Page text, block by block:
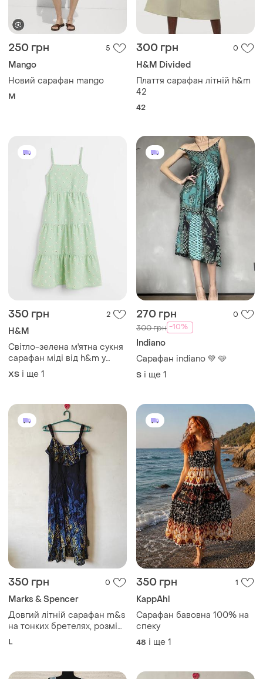
250 грн 5
Mango
Новий сарафан mango
M
300 грн 0
H&M Divided
Плаття сарафан літній h&m
42
42
350 грн 2
H&M
Світло-зелена м'ятна сукня
сарафан міді від h&m у
дрибну квітку на бретелях
ХS і ще 1
270 грн 0
300 грн -10%
Indiano
Сарафан indiano 💚 🩵
S і ще 1
350 грн 0
Marks & Spencer
Довгий літній сарафан m&s
на тонких бретелях, розмір
14/42 (l)
L
350 грн 1
KappAhl
Сарафан бавовна 100% на
спеку
48 і ще 1